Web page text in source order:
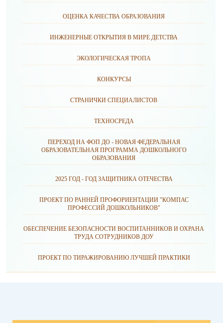
ОЦЕНКА КАЧЕСТВА ОБРАЗОВАНИЯ
ИНЖЕНЕРНЫЕ ОТКРЫТИЯ В МИРЕ ДЕТСТВА
ЭКОЛОГИЧЕСКАЯ ТРОПА
КОНКУРСЫ
СТРАНИЧКИ СПЕЦИАЛИСТОВ
ТЕХНОСРЕДА
ПЕРЕХОД НА ФОП ДО - НОВАЯ ФЕДЕРАЛЬНАЯ
ОБРАЗОВАТЕЛЬНАЯ ПРОГРАММА ДОШКОЛЬНОГО
ОБРАЗОВАНИЯ
2025 ГОД - ГОД ЗАЩИТНИКА ОТЕЧЕСТВА
ПРОЕКТ ПО РАННЕЙ ПРОФОРИЕНТАЦИИ "КОМПАС
ПРОФЕССИЙ ДОШКОЛЬНИКОВ"
ОБЕСПЕЧЕНИЕ БЕЗОПАСНОСТИ ВОСПИТАННИКОВ И ОХРАНА
ТРУДА СОТРУДНИКОВ ДОУ
ПРОЕКТ ПО ТИРАЖИРОВАНИЮ ЛУЧШЕЙ ПРАКТИКИ